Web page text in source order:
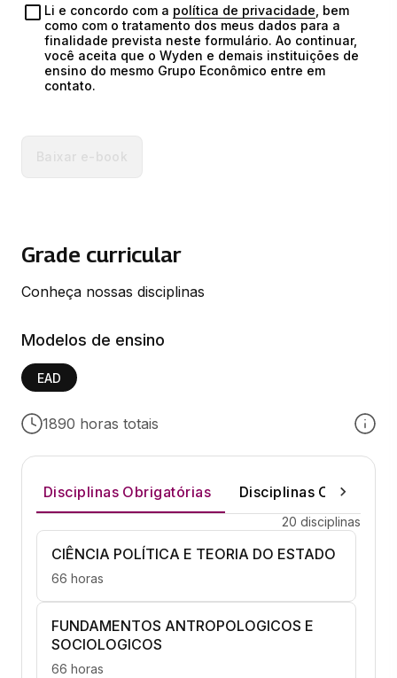
Li e concordo com a política de privacidade , bem
como com o tratamento dos meus dados para a
finalidade prevista neste formulário. Ao continuar,
você aceita que o Wyden e demais instituições de
ensino do mesmo Grupo Econômico entre em
contato.
Grade curricular
Conheça nossas disciplinas
Modelos de ensino
EAD
1890 horas totais
Disciplinas Obrigatórias Disciplinas Optativas
20 disciplinas
CIÊNCIA POLÍTICA E TEORIA DO ESTADO
66 horas
FUNDAMENTOS ANTROPOLOGICOS E
SOCIOLOGICOS
66 horas